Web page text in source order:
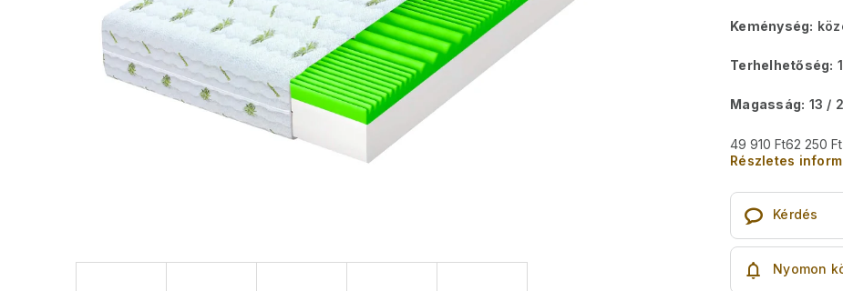
Keménység:
Terhelhetőség:
Magasság: 13 /
49 910 Ft62 250 Ft
Részletes
Kérdés
Nyomon